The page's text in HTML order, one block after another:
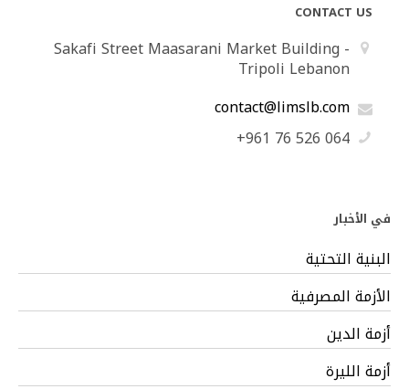
CONTACT US
Sakafi Street Maasarani Market Building -
Tripoli Lebanon
contact@limslb.com
+961 76 526 064
في الأخبار
البنية التحتية
الأزمة المصرفية
أزمة الدين
أزمة الليرة